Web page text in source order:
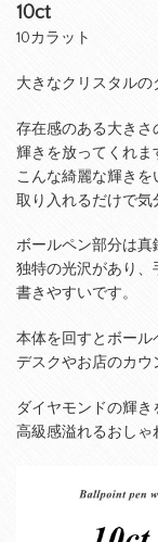
10ct
10カラット
大きなクリスタルの
存在感のある大きさ
輝きを放ってくれま
こんな綺麗な輝き
取り入れるだけで気
ボールペン部分は真
独特の光沢があり、
書きやすいです。
本体を回すとボール
デスクやお店のカウ
ダイヤモンドの輝
高級感溢れるおしゃ